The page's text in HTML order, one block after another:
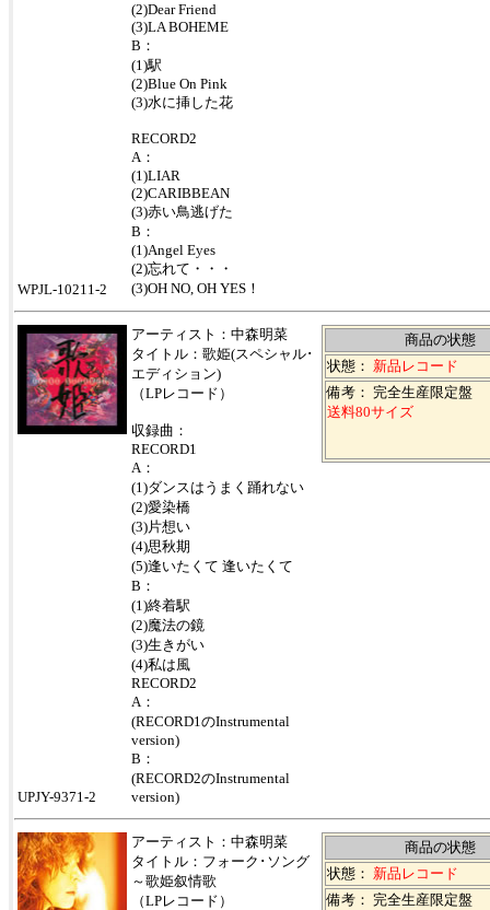
(2)Dear Friend
(3)LA BOHEME
B：
(1)駅
(2)Blue On Pink
(3)水に挿した花
RECORD2
A：
(1)LIAR
(2)CARIBBEAN
(3)赤い鳥逃げた
B：
(1)Angel Eyes
(2)忘れて・・・
(3)OH NO, OH YES！
WPJL-10211-2
アーティスト：中森明菜
タイトル：歌姫(スペシャル･
エディション)
（LPレコード）
収録曲：
RECORD1
A：
(1)ダンスはうまく踊れない
(2)愛染橋
(3)片想い
(4)思秋期
(5)逢いたくて 逢いたくて
B：
(1)終着駅
(2)魔法の鏡
(3)生きがい
(4)私は風
RECORD2
A：
(RECORD1のInstrumental
version)
B：
(RECORD2のInstrumental
version)
商品の状態
状態： 新品レコード
備考： 完全生産限定盤
送料80サイズ
UPJY-9371-2
アーティスト：中森明菜
タイトル：フォーク･ソング
～歌姫叙情歌
（LPレコード）
商品の状態
状態： 新品レコード
備考： 完全生産限定盤